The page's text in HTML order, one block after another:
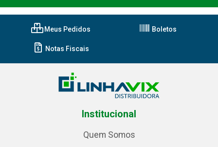
Meus Pedidos Boletos
Notas Fiscais
Institucional
Quem Somos